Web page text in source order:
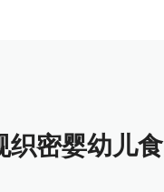
织密婴幼儿